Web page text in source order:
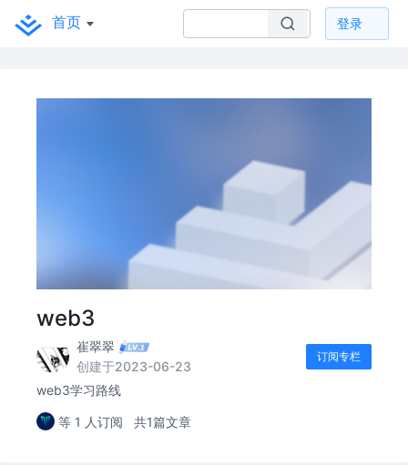
首页 登录
web3
崔翠翠
创建于2023-06-23
订阅专栏
web3学习路线
等 1 人订阅 共1篇文章